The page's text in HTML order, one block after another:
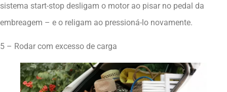
sistema start-stop desligam o motor ao pisar no pedal da
embreagem – e o religam ao pressioná-lo novamente.
5 – Rodar com excesso de carga